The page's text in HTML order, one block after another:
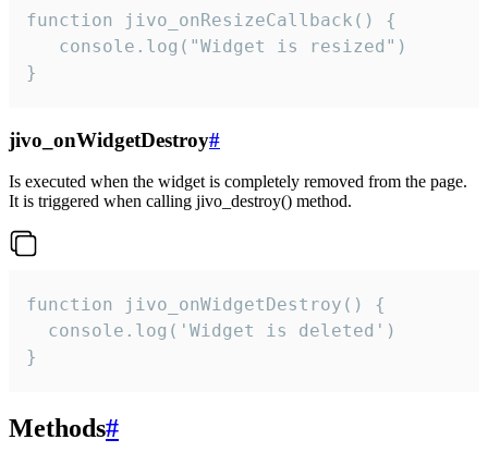
function jivo_onResizeCallback() {
   console.log("Widget is resized")
}
jivo_onWidgetDestroy#
Is executed when the widget is completely removed from the page.
It is triggered when calling jivo_destroy() method.
function jivo_onWidgetDestroy() {
  console.log('Widget is deleted')
}
Methods#